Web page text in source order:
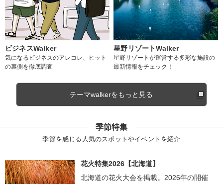
ビジネスWalker
気になるビジネスのアレコレ、ヒット
の裏側を徹底調査
星野リゾートWalker
星野リゾートが運営する多彩な施設の
最新情報をチェック！
テーマwalkerをもっと見る
季節特集
季節を感じる人気のスポットやイベントを紹介
花火特集2026【北海道】
北海道の花火大会を掲載。2026年の開催